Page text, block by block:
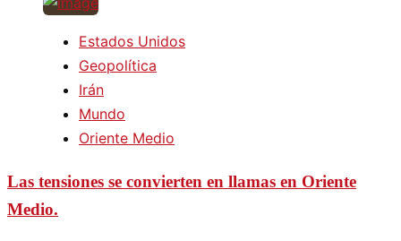
Estados Unidos
Geopolítica
Irán
Mundo
Oriente Medio
Las tensiones se convierten en llamas en Oriente
Medio.